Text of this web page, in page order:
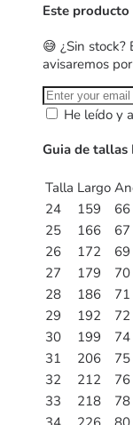
Este
😅 ¿Sin
avisaremos
He leído y
Guia de
Talla Largo
24
159
66
25
166
67
26
172
69
27
179
70
28
186
71
29
192
72
30
199
74
31
206
75
32
212
76
33
218
78